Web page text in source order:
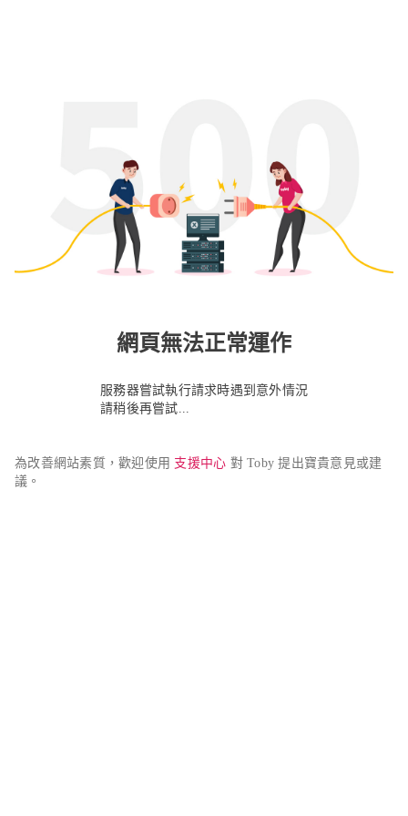
網頁無法正常運作
服務器嘗試執行請求時遇到意外情況
請稍後再嘗試...
為改善網站素質，歡迎使用 支援中心 對 Toby 提出寶貴意見或建
議。